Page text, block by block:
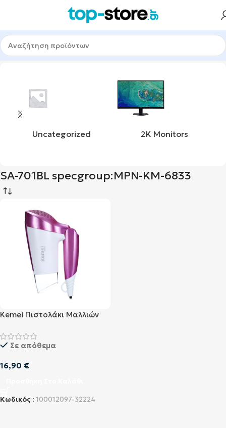
Προϊόντα με ετικέτα “SA-701BL specgroup:MPN-KM-6833”
Uncategorized 2K Monitors
SA-701BL specgroup:MPN-KM-6833
Kemei Πιστολάκι Μαλλιών
Σε απόθεμα
16,90 €
Κωδικός : 100012097-32224